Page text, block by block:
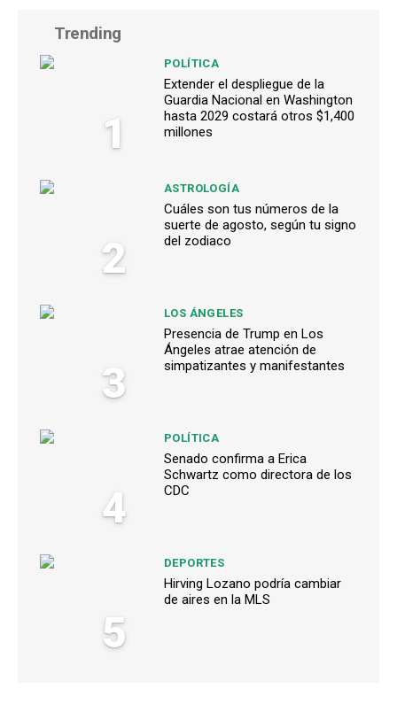
Trending
1
POLÍTICA
Extender el despliegue de la
Guardia Nacional en Washington
hasta 2029 costará otros $1,400
millones
2
ASTROLOGÍA
Cuáles son tus números de la
suerte de agosto, según tu signo
del zodiaco
3
LOS ÁNGELES
Presencia de Trump en Los
Ángeles atrae atención de
simpatizantes y manifestantes
4
POLÍTICA
Senado confirma a Erica
Schwartz como directora de los
CDC
5
DEPORTES
Hirving Lozano podría cambiar
de aires en la MLS